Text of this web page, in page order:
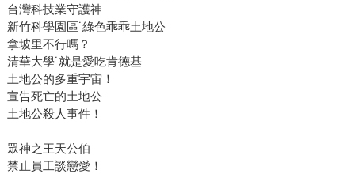
台灣科技業守護神
新竹科學園區˙綠色乖乖土地公
拿坡里不行嗎？
清華大學˙就是愛吃肯德基
土地公的多重宇宙！
宣告死亡的土地公
土地公殺人事件！
眾神之王天公伯
禁止員工談戀愛！